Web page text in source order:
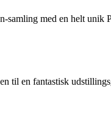
samling med en helt unik
til en fantastisk